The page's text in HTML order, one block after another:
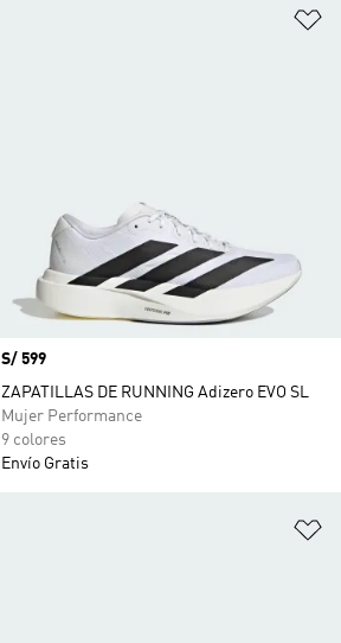
Precio
S/ 599
ZAPATILLAS DE RUNNING Adizero EVO SL
Mujer Performance
9 colores
Envío Gratis